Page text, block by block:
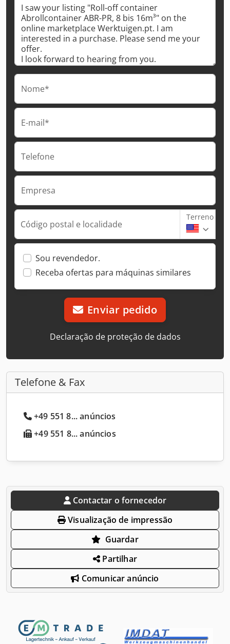
Nome*
E-mail*
Telefone
Empresa
Código postal e localidade
Terreno
Sou revendedor.
Receba ofertas para máquinas similares
Enviar pedido
Declaração de proteção de dados
Telefone & Fax
+49 551 8... anúncios
+49 551 8... anúncios
Contactar o fornecedor
Visualização de impressão
Guardar
Partilhar
Comunicar anúncio